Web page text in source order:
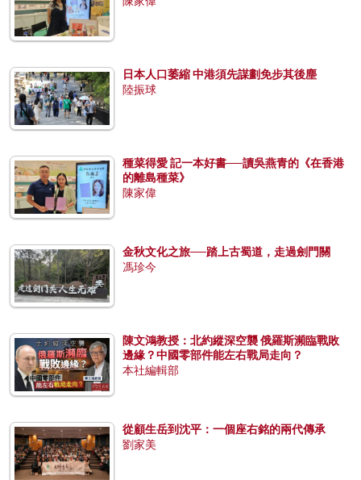
日本人口萎縮 中港須先謀劃免步其後塵
陸振球
種菜得愛 記一本好書──讀吳燕青的《在香港
的離島種菜》
陳家偉
金秋文化之旅──踏上古蜀道，走過劍門關
馮珍今
陳文鴻教授：北約縱深空襲 俄羅斯瀕臨戰敗
邊緣？中國零部件能左右戰局走向？
本社編輯部
從顧生岳到沈平：一個座右銘的兩代傳承
劉家美